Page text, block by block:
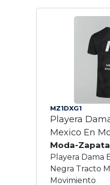
MZ1DXG1
Playera
Mexico En
Moda-Zapata
Playera Dama
Negra Tracto
Movimiento